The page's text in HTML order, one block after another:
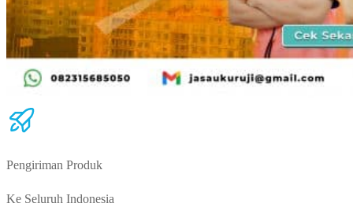
Pengiriman Produk
Ke Seluruh Indonesia